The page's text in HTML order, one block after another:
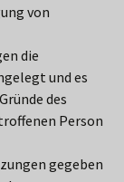
von
die
und es
des
Person
gegeben